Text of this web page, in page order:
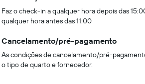
Faz o check-in a qualquer hora depois das
qualquer hora antes das 11:00
Cancelamento/pré-pagamento
As condições de cancelamento/pré-
o tipo de quarto e fornecedor.